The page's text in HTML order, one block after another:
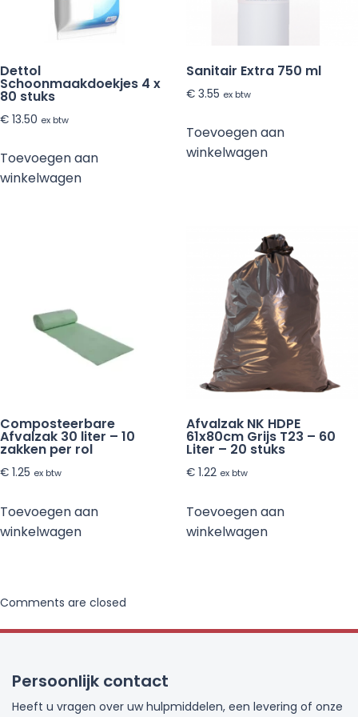
Dettol
Schoonmaakdoekjes 4 x
80 stuks
€ 13.50 ex btw
Toevoegen aan
winkelwagen
Sanitair Extra 750 ml
€3.55 ex btw
Toevoegen aan
winkelwagen
Composteerbare
Afvalzak 30 liter – 10
zakken per rol
€ 1.25 ex btw
Toevoegen aan
winkelwagen
Afvalzak NK HDPE
61x80cm Grijs T23 – 60
Liter – 20 stuks
€1.22 ex btw
Toevoegen aan
winkelwagen
Comments are closed
Persoonlijk contact
Heeft u vragen over uw hulpmiddelen, een levering of onze